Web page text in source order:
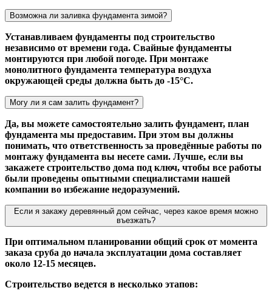
Возможна ли заливка фундамента зимой?
Устанавливаем фундаменты под строительство
независимо от времени года. Свайные фундаменты
монтируются при любой погоде. При монтаже
монолитного фундамента температура воздуха
окружающей среды должна быть до -15°С.
Могу ли я сам залить фундамент?
Да, вы можете самостоятельно залить фундамент, план
фундамента мы предоставим. При этом вы должны
понимать, что ответственность за проведённые работы по
монтажу фундамента вы несете сами. Лучше, если вы
закажете строительство дома под ключ, чтобы все работы
были проведены опытными специалистами нашей
компании во избежание недоразумений.
Если я закажу деревянный дом сейчас, через какое время можно
въезжать?
При оптимальном планировании общий срок от момента
заказа сруба до начала эксплуатации дома составляет
около 12-15 месяцев.
Строительство ведется в несколько этапов: